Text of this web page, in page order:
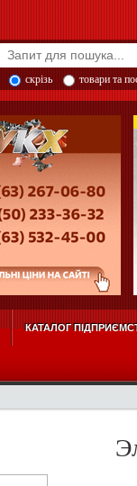
скрізь товари та
КАТАЛОГ